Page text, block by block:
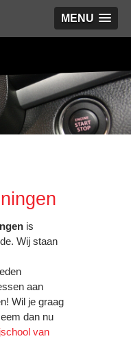
MENU
is
Wij staan
aan
Wil je graag
dan nu
van